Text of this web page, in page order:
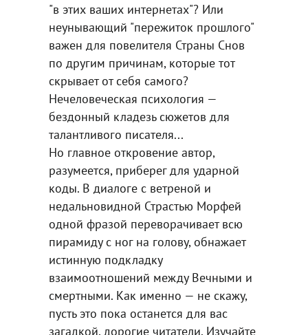
"в этих ваших интернетах"? Или
неунывающий "пережиток прошлого"
важен для повелителя Страны Снов
по другим причинам, которые тот
скрывает от себя самого?
Нечеловеческая психология —
бездонный кладезь сюжетов для
талантливого писателя...
Но главное откровение автор,
разумеется, приберег для ударной
коды. В диалоге с ветреной и
недальновидной Страстью Морфей
одной фразой переворачивает всю
пирамиду с ног на голову, обнажает
истинную подкладку
взаимоотношений между Вечными и
смертными. Как именно — не скажу,
пусть это пока останется для вас
загадкой, дорогие читатели. Изучайте